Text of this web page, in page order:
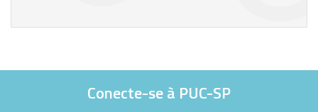
Conecte-se à PUC-SP